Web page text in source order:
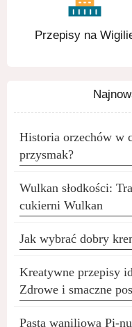
Przepisy na
Historia orzechów w
przysmak?
Wulkan słodkości:
cukierni Wulkan
Jak wybrać dobry
Kreatywne przepisy
Zdrowe i smaczne
Pasta waniliowa Pi-